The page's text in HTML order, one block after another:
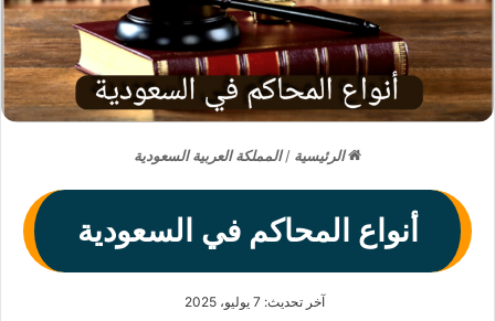
الرئيسية /المملكة العربية السعودية
أنواع المحاكم في السعودية
آخر تحديث: 7 يوليو، 2025